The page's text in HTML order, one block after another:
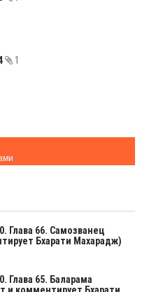
1
Глава 66. Самозванец
Бхарати Махарадж)
Глава 65. Баларама
и комментирует Бхарати